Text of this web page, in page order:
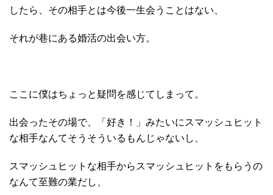
したら、その相手とは今後一生会うことはない、
それが巷にある婚活の出会い方。
ここに僕はちょっと疑問を感じてしまって。
出会ったその場で、「好き！」みたいにスマッシュヒット
な相手なんてそうそういるもんじゃないし、
スマッシュヒットな相手からスマッシュヒットをもらうの
なんて至難の業だし、